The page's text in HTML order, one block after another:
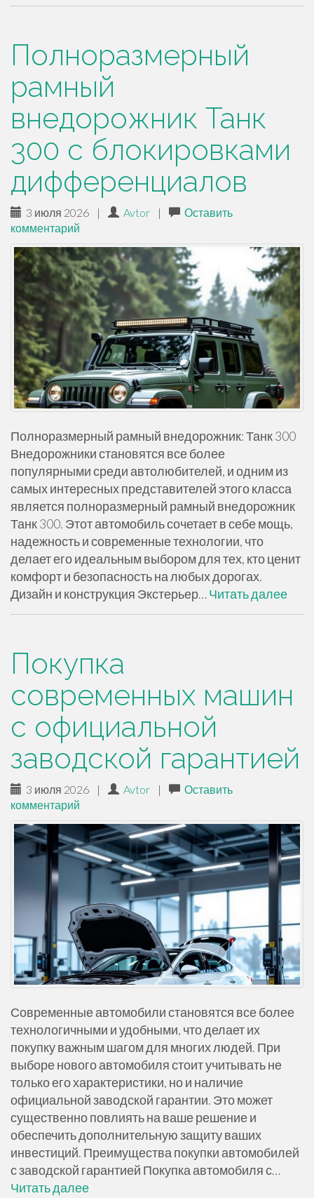
Полноразмерный
рамный
внедорожник Танк
300 с блокировками
дифференциалов
3 июля 2026 | Avtor |
Оставить
комментарий
Полноразмерный рамный внедорожник: Танк 300
Внедорожники становятся все более
популярными среди автолюбителей, и одним из
самых интересных представителей этого класса
является полноразмерный рамный внедорожник
Танк 300. Этот автомобиль сочетает в себе мощь,
надежность и современные технологии, что
делает его идеальным выбором для тех, кто ценит
комфорт и безопасность на любых дорогах.
Дизайн и конструкция Экстерьер…Читать далее
Покупка
современных машин
с официальной
заводской гарантией
3 июля 2026 | Avtor |
Оставить
комментарий
Современные автомобили становятся все более
технологичными и удобными, что делает их
покупку важным шагом для многих людей. При
выборе нового автомобиля стоит учитывать не
только его характеристики, но и наличие
официальной заводской гарантии. Это может
существенно повлиять на ваше решение и
обеспечить дополнительную защиту ваших
инвестиций. Преимущества покупки автомобилей
с заводской гарантией Покупка автомобиля с…
Читать далее